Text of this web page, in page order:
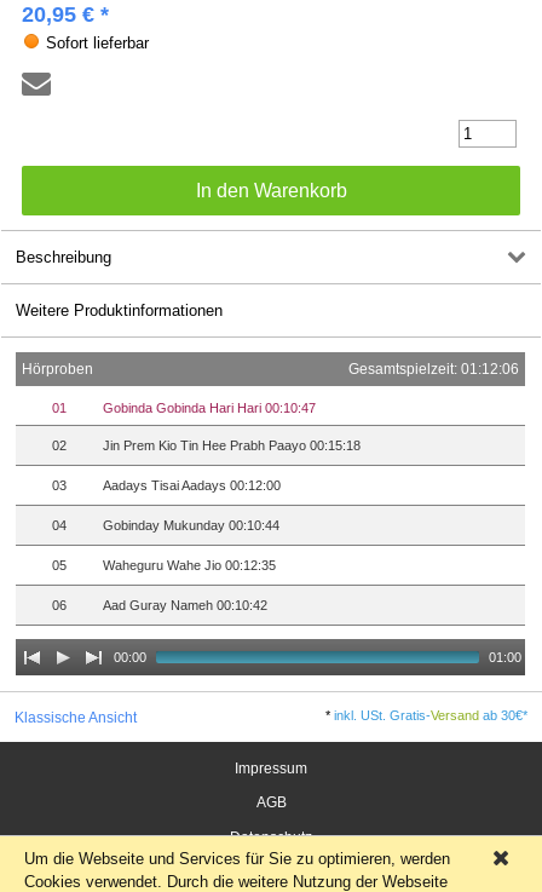
20,95 € *
Sofort lieferbar
Beschreibung
Weitere Produktinformationen
Hörproben Gesamtspielzeit: 01:12:06
01 Gobinda Gobinda Hari Hari 00:10:47
02 Jin Prem Kio Tin Hee Prabh Paayo 00:15:18
03 Aadays Tisai Aadays 00:12:00
04 Gobinday Mukunday 00:10:44
05 Waheguru Wahe Jio 00:12:35
06 Aad Guray Nameh 00:10:42
00:00 01:00
Klassische Ansicht *inkl. USt. Gratis-Versand ab 30€*
Impressum
AGB
Datenschutz
Widerrufsrecht für Verbraucher
Um die Webseite und Services für Sie zu optimieren, werden
Cookies verwendet. Durch die weitere Nutzung der Webseite